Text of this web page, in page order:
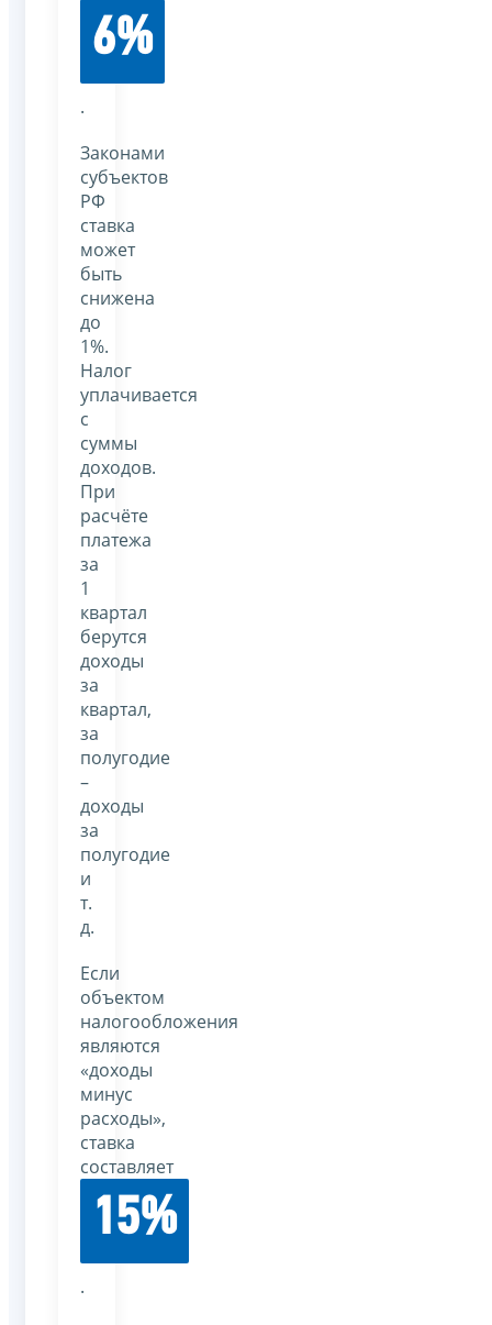
6%
.
Законами
субъектов
РФ
ставка
может
быть
снижена
до
1%.
Налог
уплачивается
с
суммы
доходов.
При
расчёте
платежа
за
1
квартал
берутся
доходы
за
квартал,
за
полугодие
–
доходы
за
полугодие
и
т.
д.
Если
объектом
налогообложения
являются
«доходы
минус
расходы»,
ставка
составляет
15%
.